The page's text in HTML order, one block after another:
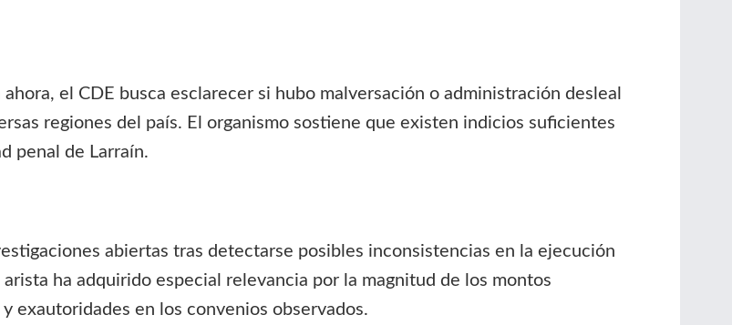
el CDE busca esclarecer si hubo malversación o administración desleal
regiones del país. El organismo sostiene que existen indicios suficientes
penal de Larraín.
abiertas tras detectarse posibles inconsistencias en la ejecución
ha adquirido especial relevancia por la magnitud de los montos
exautoridades en los convenios observados.